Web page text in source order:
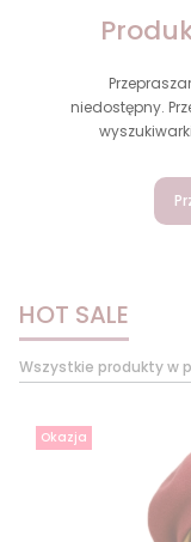
niedostępny.
HOT SALE
Wszystkie produkty w
Okazja